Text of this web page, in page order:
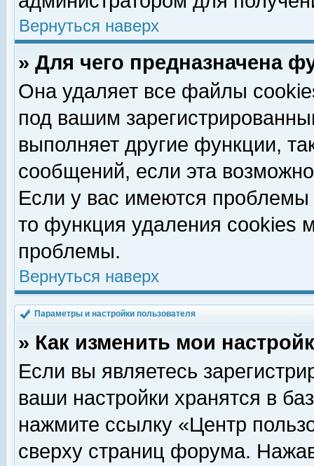
Вернуться наверх
» Для чего предназначена
Она удаляет все файлы
под вашим
выполняет другие функции,
сообщений, если эта
Если у вас имеются
то функция удаления cookies
проблемы.
Вернуться наверх
Параметры и настройки пользователя
» Как изменить мои
Если вы являетесь
ваши настройки хранятся в
нажмите ссылку «Центр
сверху страниц форума.